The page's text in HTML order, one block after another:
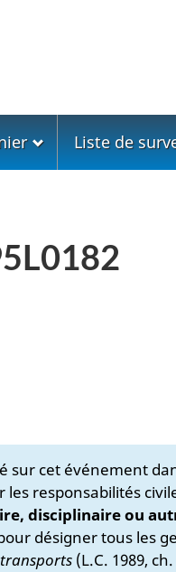
Liste de
sur cet événement
responsabilités
disciplinaire ou
désigner tous les
transports (L.C. 1989,